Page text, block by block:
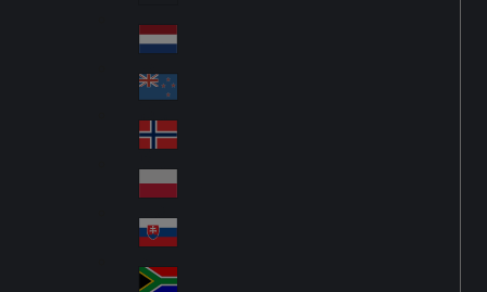
Lat
in
A
me
ric
a
Ne
the
rla
nd
s
Ne
w
Ze
ala
nd
No
rw
ay
Pol
an
d
Slo
va